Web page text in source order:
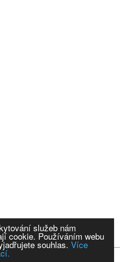
služeb nám
cookie. Používáním webu
souhlas. Více